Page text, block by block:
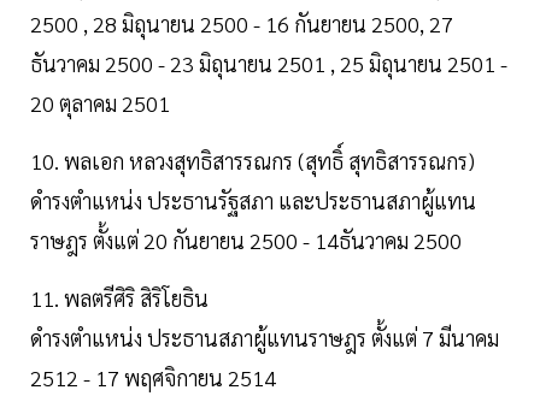
2500 , 28 มิถุนายน 2500 - 16 กันยายน 2500, 27
ธันวาคม 2500 - 23 มิถุนายน 2501 , 25 มิถุนายน 2501 -
20 ตุลาคม 2501
10. พลเอก หลวงสุทธิสารรณกร (สุทธิ์ สุทธิสารรณกร)
ดำรงตำแหน่ง ประธานรัฐสภา และประธานสภาผู้แทน
ราษฎร ตั้งแต่ 20 กันยายน 2500 - 14ธันวาคม 2500
11. พลตรีศิริ สิริโยธิน
ดำรงตำแหน่ง ประธานสภาผู้แทนราษฎร ตั้งแต่ 7 มีนาคม
2512 - 17 พฤศจิกายน 2514